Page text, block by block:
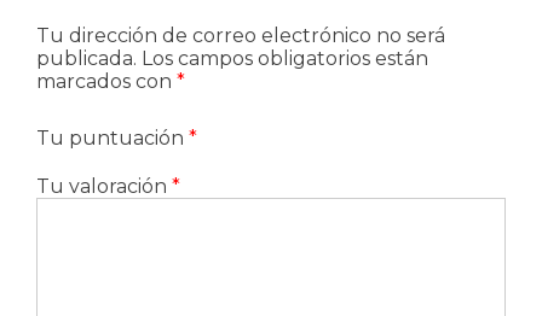
Tu dirección de correo electrónico no será
publicada. Los campos obligatorios están
marcados con *
Tu puntuación *
Tu valoración *